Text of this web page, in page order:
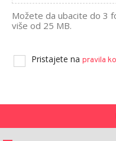
Možete da ubacite do 3
više od 25 MB.
Pristajete na pravila